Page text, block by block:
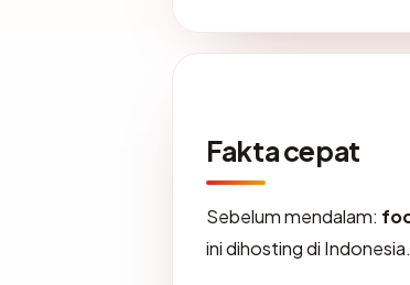
Fakta cepat
Sebelum mendalam:
ini dihosting di